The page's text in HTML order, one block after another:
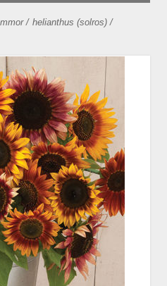
/ helianthus (solros) /